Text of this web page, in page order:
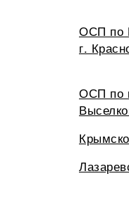
ОСП по
г.
ОСП по